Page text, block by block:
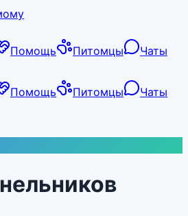
Помощь Питомцы
Чаты
Помощь Питомцы
Чаты